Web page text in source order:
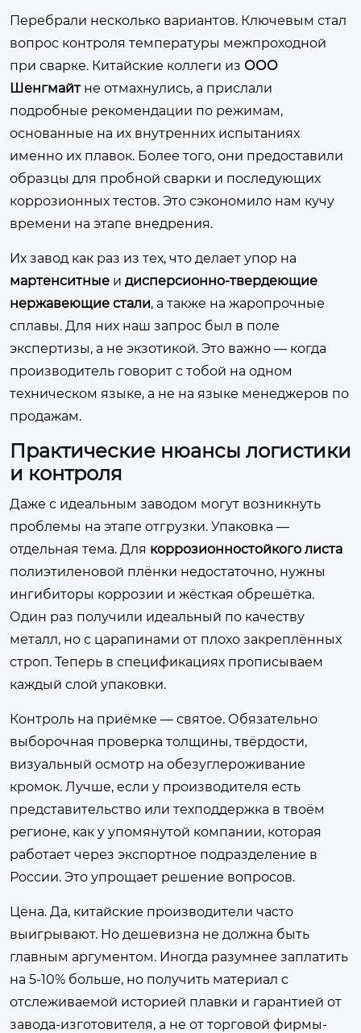
Перебрали несколько вариантов. Ключевым стал
вопрос контроля температуры межпроходной
при сварке. Китайские коллеги из ООО
Шенгмайтне отмахнулись, а прислали
подробные рекомендации по режимам,
основанные на их внутренних испытаниях
именно их плавок. Более того, они предоставили
образцы для пробной сварки и последующих
коррозионных тестов. Это сэкономило нам кучу
времени на этапе внедрения.
Их завод как раз из тех, что делает упор на
мартенситные и дисперсионно-твердеющие
нержавеющие стали, а также на жаропрочные
сплавы. Для них наш запрос был в поле
экспертизы, а не экзотикой. Это важно — когда
производитель говорит с тобой на одном
техническом языке, а не на языке менеджеров по
продажам.
Практические нюансы логистики
и контроля
Даже с идеальным заводом могут возникнуть
проблемы на этапе отгрузки. Упаковка —
отдельная тема. Для коррозионностойкого листа
полиэтиленовой плёнки недостаточно, нужны
ингибиторы коррозии и жёсткая обрешётка.
Один раз получили идеальный по качеству
металл, но с царапинами от плохо закреплённых
строп. Теперь в спецификациях прописываем
каждый слой упаковки.
Контроль на приёмке — святое. Обязательно
выборочная проверка толщины, твёрдости,
визуальный осмотр на обезуглероживание
кромок. Лучше, если у производителя есть
представительство или техподдержка в твоём
регионе, как у упомянутой компании, которая
работает через экспортное подразделение в
России. Это упрощает решение вопросов.
Цена. Да, китайские производители часто
выигрывают. Но дешевизна не должна быть
главным аргументом. Иногда разумнее заплатить
на 5-10% больше, но получить материал с
отслеживаемой историей плавки и гарантией от
завода-изготовителя, а не от торговой фирмы-